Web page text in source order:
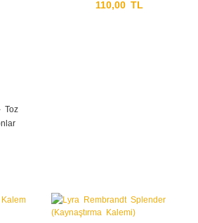
Toz
110,00 TL